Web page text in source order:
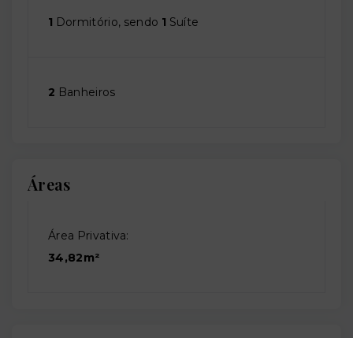
1 Dormitório, sendo 1 Suíte
2 Banheiros
Áreas
Área Privativa:
34,82m²